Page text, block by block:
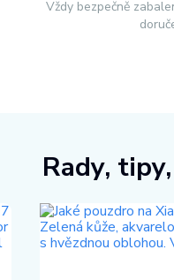
Vždy bezpečně
Rady,